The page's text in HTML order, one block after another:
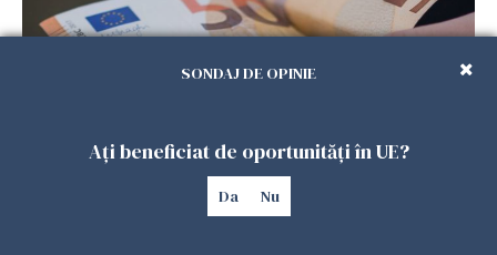
Menajere și îngrijitori, în vizorul Fiscului din
SONDAJ DE OPINIE
Ați beneficiat de oportunități în UE?
Da Nu